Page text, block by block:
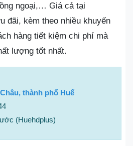
ngoại,… Giá cả tại
đãi, kèm theo nhiều khuyến
hàng tiết kiệm chi phí mà
lượng tốt nhất.
thành phố Huế
(Huehdplus)